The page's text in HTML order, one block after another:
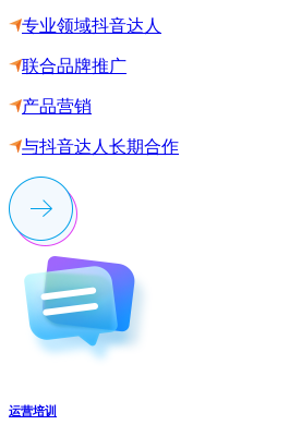
专业领域抖音达人
联合品牌推广
产品营销
与抖音达人长期合作
运营培训